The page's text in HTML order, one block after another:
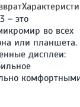
– это
во всех
или планшета.
дисплеи: